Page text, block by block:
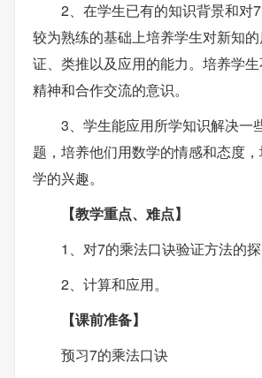
2、在学生已有的知识背景和对
较为熟练的基础上培养学生对新知
证、类推以及应用的能力。培养学
精神和合作交流的意识。
3、学生能应用所学知识解决一
题，培养他们用数学的情感和态度
学的兴趣。
【教学重点、难点】
1、对7的乘法口诀验证方法的探
2、计算和应用。
【课前准备】
预习7的乘法口诀